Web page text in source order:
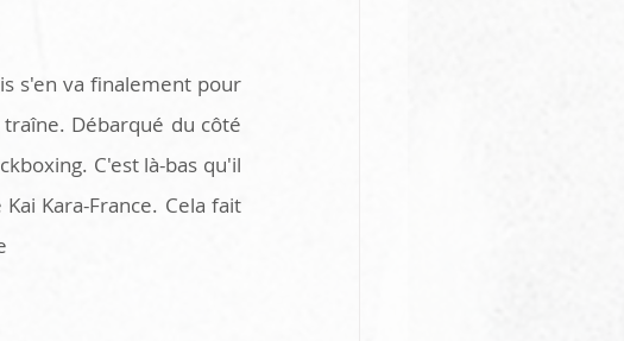
s'en va finalement pour
Débarqué du côté
C'est là-bas qu'il
Kara-France. Cela fait